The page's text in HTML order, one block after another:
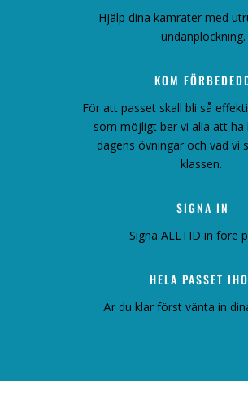
Hjälp dina kamrater med
undanplockning.
KOM
För att passet skall bli så
som möjligt ber vi alla att ha
dagens övningar och vad vi
klassen.
SIGNA IN
Signa ALLTID in före
HELA PASSET
Är du klar först vänta in